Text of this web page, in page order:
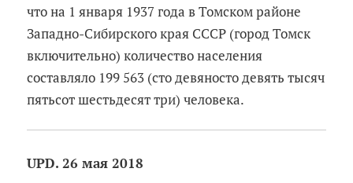
что на 1 января 1937 года в Томском районе
Западно-Сибирского края СССР (город Томск
включительно) количество населения
составляло 199 563 (сто девяносто девять тысяч
пятьсот шестьдесят три) человека.
UPD. 26 мая 2018